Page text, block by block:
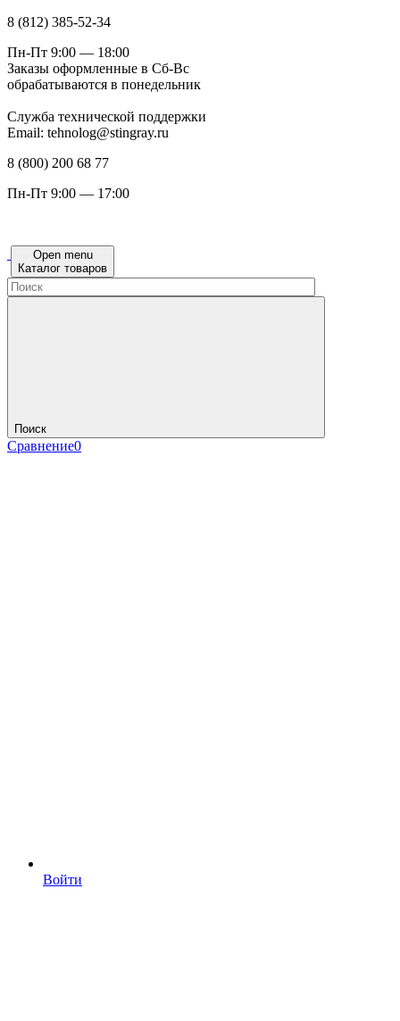
8 (812) 385-52-34
Пн-Пт 9:00 — 18:00
Заказы оформленные в Сб-Вс
обрабатываются в понедельник
Служба технической поддержки
Email: tehnolog@stingray.ru
8 (800) 200 68 77
Пн-Пт 9:00 — 17:00
Open menu
Каталог товаров
Поиск
Сравнение0
Войти